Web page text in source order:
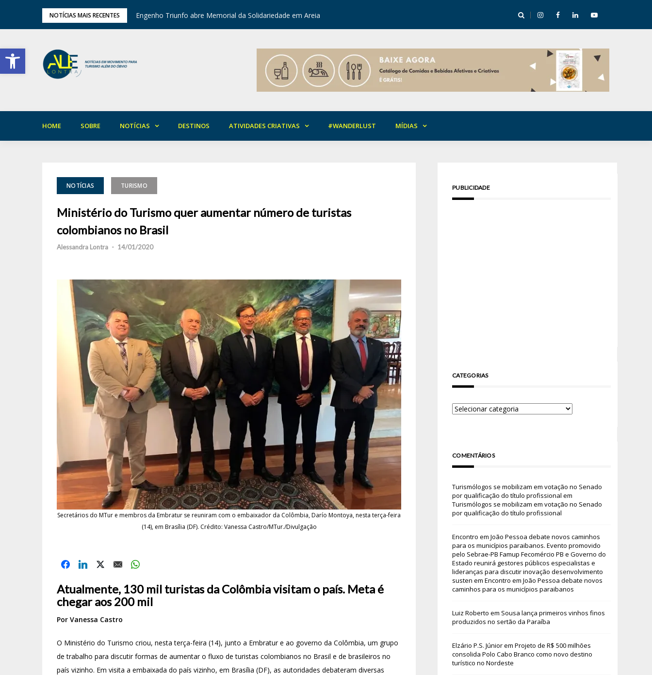
Barra de Ferramentas Aberta
NOTÍCIAS MAIS RECENTES
de Inverno das Serras Engenho Triunfo abre Memorial da Solidariedade em Areia Mirian Rocha abre mentoria de storytelling com 10 vagas
HOME SOBRE NOTÍCIAS DESTINOS ATIVIDADES CRIATIVAS #WANDERLUST MÍDIAS
NOTÍCIAS TURISMO
Ministério do Turismo quer aumentar número de turistas
colombianos no Brasil
Alessandra Lontra - 14/01/2020
Secretários do MTur e membros da Embratur se reuniram com o embaixador da Colômbia, Darío Montoya, nesta terça-feira
(14), em Brasília (DF). Crédito: Vanessa Castro/MTur./Divulgação
Atualmente, 130 mil turistas da Colômbia visitam o país. Meta é
chegar aos 200 mil
Por Vanessa Castro
O Ministério do Turismo criou, nesta terça-feira (14), junto a Embratur e ao governo da Colômbia, um grupo
de trabalho para discutir formas de aumentar o fluxo de turistas colombianos no Brasil e de brasileiros no
país vizinho. Em visita a embaixada do país vizinho, em Brasília (DF), as autoridades debateram diversas
PUBLICIDADE
CATEGORIAS
COMENTÁRIOS
Turismólogos se mobilizam em votação no Senado
por qualificação do título profissional em
Turismólogos se mobilizam em votação no Senado
por qualificação do título profissional
Encontro em João Pessoa debate novos caminhos
para os municípios paraibanos. Evento promovido
pelo Sebrae-PB Famup Fecomércio PB e Governo do
Estado reunirá gestores públicos especialistas e
lideranças para discutir inovação desenvolvimento
susten em Encontro em João Pessoa debate novos
caminhos para os municípios paraibanos
Luiz Roberto em Sousa lança primeiros vinhos finos
produzidos no sertão da Paraíba
Elzário P.S. Júniorem Projeto de R$ 500 milhões
consolida Polo Cabo Branco como novo destino
turístico no Nordeste